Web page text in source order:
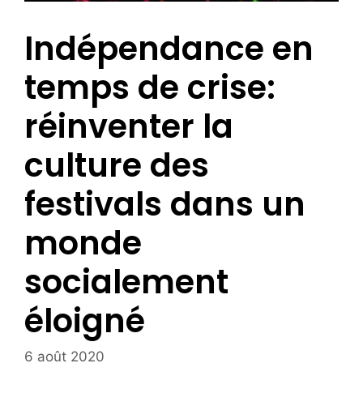
Indépendance en
temps de crise:
réinventer la
culture des
festivals dans un
monde
socialement
éloigné
6 août 2020